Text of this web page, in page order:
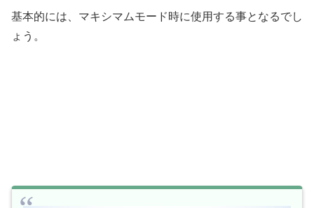
基本的には、マキシマムモード時に使用する事となるでし
ょう。